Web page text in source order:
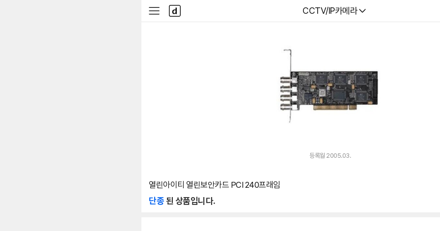
다나와
CCTV/IP카메라
사
이
다
나
와
등록월 2005.03.
열린아이티 열린보안카드 PCI 240프래임
단종된 상품입니다.